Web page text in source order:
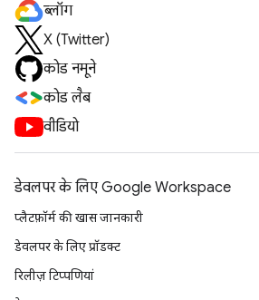
ब्लॉग
X (Twitter)
कोड नमूने
कोड लैब
वीडियो
डेवलपर के लिए Google Workspace
प्लैटफ़ॉर्म की खास जानकारी
डेवलपर के लिए प्रॉडक्ट
रिलीज़ टिप्पणियां